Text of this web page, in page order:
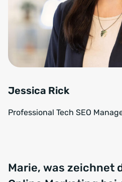
Jessica Rick
Professional Tech SEO
Marie, was zeichnet